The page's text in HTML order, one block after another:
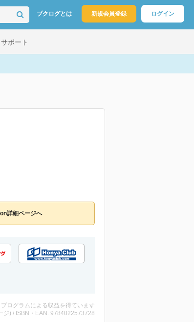
ブクログとは 新規会員登録 ログイン
サポート
詳細ページへ
ログラムによる収益を得ています
ジ) / ISBN・EAN: 9784022573728